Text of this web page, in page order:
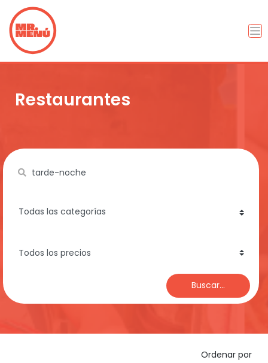
Restaurantes
Name
category
price
Buscar...
Ordenar por